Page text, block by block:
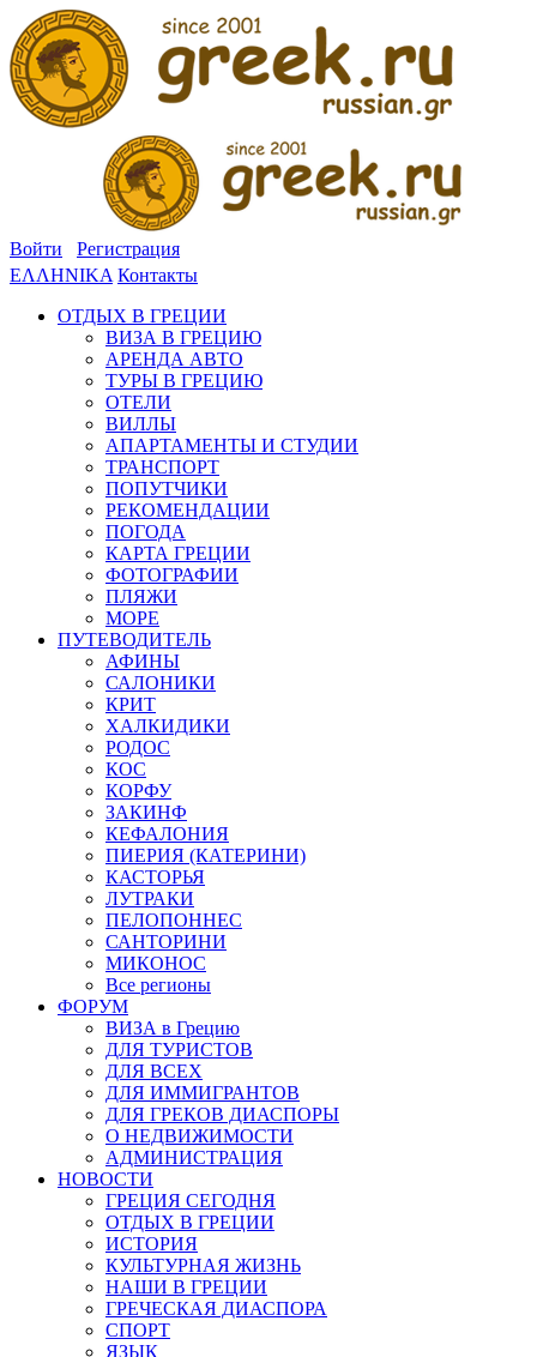
Войти
Регистрация
ΕΛΛΗΝΙΚΑ Контакты
ОТДЫХ В ГРЕЦИИ
ВИЗА В ГРЕЦИЮ
АРЕНДА АВТО
ТУРЫ В ГРЕЦИЮ
ОТЕЛИ
ВИЛЛЫ
АПАРТАМЕНТЫ И СТУДИИ
ТРАНСПОРТ
ПОПУТЧИКИ
РЕКОМЕНДАЦИИ
ПОГОДА
КАРТА ГРЕЦИИ
ФОТОГРАФИИ
ПЛЯЖИ
МОРЕ
ПУТЕВОДИТЕЛЬ
АФИНЫ
САЛОНИКИ
КРИТ
ХАЛКИДИКИ
РОДОС
КОС
КОРФУ
ЗАКИНФ
КЕФАЛОНИЯ
ПИЕРИЯ (КАТЕРИНИ)
КАСТОРЬЯ
ЛУТРАКИ
ПЕЛОПОННЕС
САНТОРИНИ
МИКОНОС
Все регионы
ФОРУМ
ВИЗА в Грецию
ДЛЯ ТУРИСТОВ
ДЛЯ ВСЕХ
ДЛЯ ИММИГРАНТОВ
ДЛЯ ГРЕКОВ ДИАСПОРЫ
О НЕДВИЖИМОСТИ
АДМИНИСТРАЦИЯ
НОВОСТИ
ГРЕЦИЯ СЕГОДНЯ
ОТДЫХ В ГРЕЦИИ
ИСТОРИЯ
КУЛЬТУРНАЯ ЖИЗНЬ
НАШИ В ГРЕЦИИ
ГРЕЧЕСКАЯ ДИАСПОРА
СПОРТ
ЯЗЫК